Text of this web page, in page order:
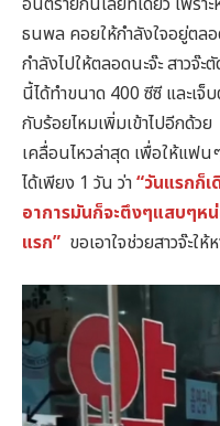
ธนพล คอยให้กำลังใจอยู่ตล
กำลังไปให้ตลอดนะจ๊ะ สาวจ๊
นี้ได้ทำขนาด 400 ซีซี และเจ็
กับร้อยไหมเพิ่มเข้าไปอีกด้วย
เคลื่อนไหวล่าสุด เพื่อให้แฟ
ได้เพียง 1 วัน ว่า“วันแรกก็
อาการมันก็จะตึงๆแสบๆห
แรก” ขอเอาใจช่วยสาวจ๊ะให้